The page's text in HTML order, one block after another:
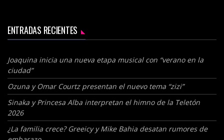
ENTRADAS RECIENTES
Joaquina inicia una nueva etapa musical con “verano en la
ciudad”
Ozuna y Omar Courtz presentan el nuevo tema “zizi”
Sinaka y Princesa Alba interpretan el himno de la Teletón
2026
¿La familia crece? Greeicy y Mike Bahia desatan rumores de